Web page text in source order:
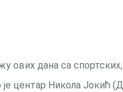
ових дана са
центар Никола Јокић